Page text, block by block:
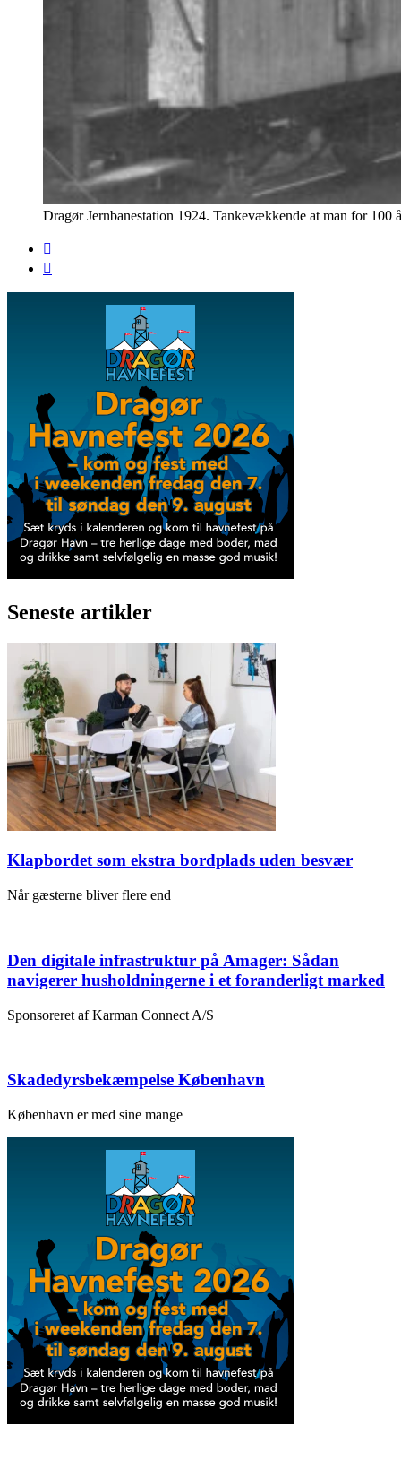
Dragør Jernbanestation 1924. Tankevækkende at man for
Seneste artikler
Klapbordet som ekstra bordplads uden besvær
Når gæsterne bliver flere end
Den digitale infrastruktur på Amager: Sådan
navigerer husholdningerne i et foranderligt marked
Sponsoreret af Karman Connect A/S
Skadedyrsbekæmpelse København
København er med sine mange